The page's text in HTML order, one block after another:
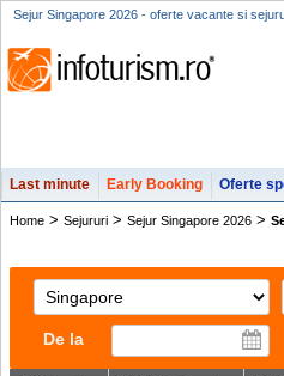
Sejur Singapore 2026 - oferte vacante si
Last minute Early Booking Oferte
Home > Sejururi > Sejur Singapore 2026 >
De la